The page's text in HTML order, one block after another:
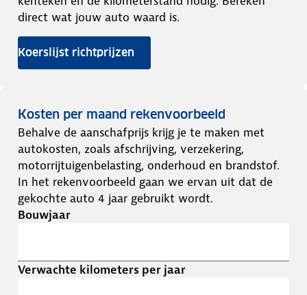
direct wat jouw auto waard is.
Koerslijst richtprijzen
Kosten per maand rekenvoorbeeld
Behalve de aanschafprijs krijg je te maken met
autokosten, zoals afschrijving, verzekering,
motorrijtuigenbelasting, onderhoud en brandstof.
In het rekenvoorbeeld gaan we ervan uit dat de
gekochte auto 4 jaar gebruikt wordt.
Bouwjaar
Verwachte kilometers per jaar